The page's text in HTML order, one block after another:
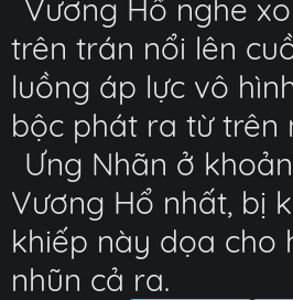
Vương Hổ nghe
trên trán nổi lên
luồng áp lực vô
bộc phát ra từ trên
Ưng Nhãn ở
Vương Hổ nhất, bị
khiếp này dọa cho
nhũn cả ra.